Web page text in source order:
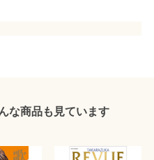
な商品も見ています